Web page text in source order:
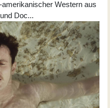
Western aus
Doc...